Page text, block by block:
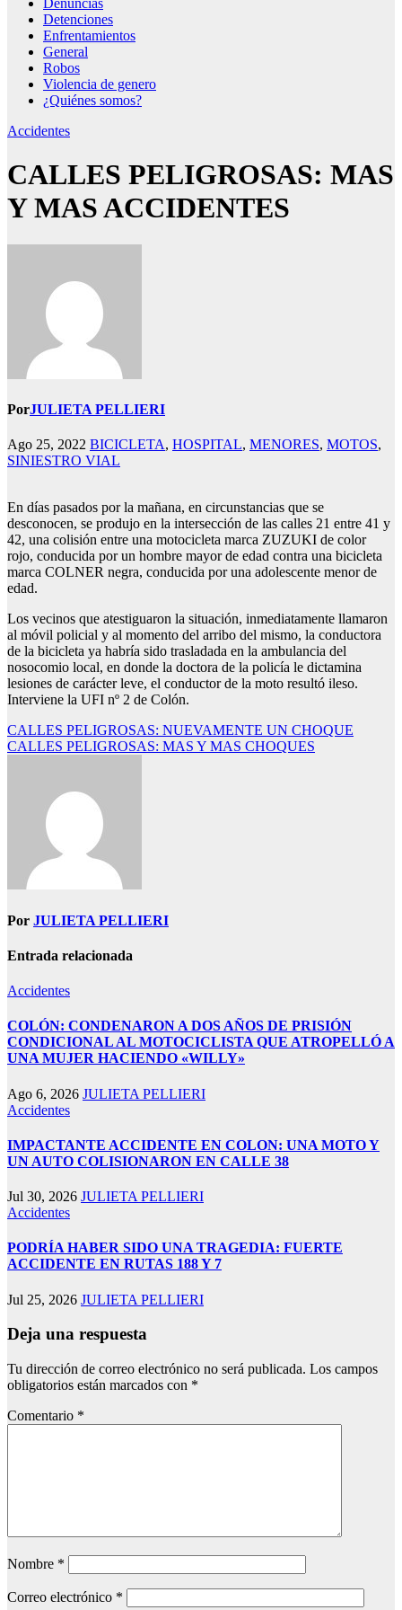
Detenciones
Enfrentamientos
General
Robos
Violencia de genero
¿Quiénes somos?
Accidentes
CALLES PELIGROSAS: MAS
Y MAS ACCIDENTES
PorJULIETA PELLIERI
Ago 25, 2022 BICICLETA, HOSPITAL, MENORES, MOTOS,
SINIESTRO VIAL
En días pasados por la mañana, en circunstancias que se
desconocen, se produjo en la intersección de las calles 21 entre 41 y
42, una colisión entre una motocicleta marca ZUZUKI de color
rojo, conducida por un hombre mayor de edad contra una bicicleta
marca COLNER negra, conducida por una adolescente menor de
edad.
Los vecinos que atestiguaron la situación, inmediatamente llamaron
al móvil policial y al momento del arribo del mismo, la conductora
de la bicicleta ya habría sido trasladada en la ambulancia del
nosocomio local, en donde la doctora de la policía le dictamina
lesiones de carácter leve, el conductor de la moto resultó ileso.
Interviene la UFI nº 2 de Colón.
Navegación
de
CALLES PELIGROSAS: NUEVAMENTE UN CHOQUE
CALLES PELIGROSAS: MAS Y MAS CHOQUES
Por JULIETA PELLIERI
Entrada relacionada
Accidentes
COLÓN: CONDENARON A DOS AÑOS DE PRISIÓN
CONDICIONAL AL MOTOCICLISTA QUE ATROPELLÓ A
UNA MUJER HACIENDO «WILLY»
Ago 6, 2026 JULIETA PELLIERI
Accidentes
IMPACTANTE ACCIDENTE EN COLON: UNA MOTO Y
UN AUTO COLISIONARON EN CALLE 38
Jul 30, 2026 JULIETA PELLIERI
Accidentes
PODRÍA HABER SIDO UNA TRAGEDIA: FUERTE
ACCIDENTE EN RUTAS 188 Y 7
Jul 25, 2026 JULIETA PELLIERI
Deja una respuesta
Tu dirección de correo electrónico no será publicada. Los campos
obligatorios están marcados con *
Comentario *
Nombre *
Correo electrónico *